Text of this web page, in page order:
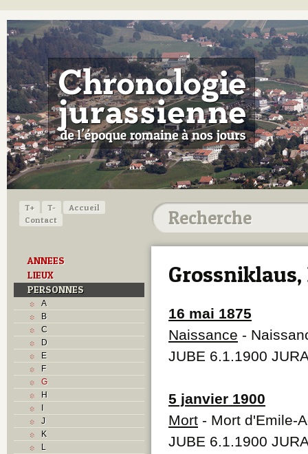
T+ T-
Accueil
Contact
ANNEES
LIEUX
PERSONNES
A
B
C
D
E
F
G
H
I
J
K
L
16 mai 1875
Naissance -
JUBE 6.1.1900
5 janvier 1900
Mort - Mort d'Emile-
JUBE 6.1.1900